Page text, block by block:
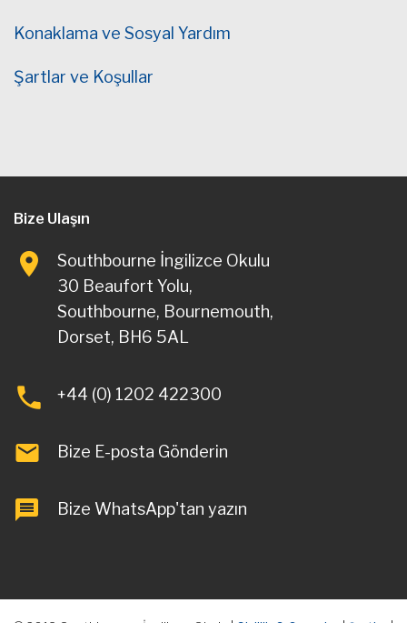
Konaklama ve Sosyal Yardım
Şartlar ve Koşullar
Bize Ulaşın
Southbourne İngilizce Okulu
30 Beaufort Yolu,
Southbourne, Bournemouth,
Dorset, BH6 5AL
+44 (0) 1202 422300
Bize E-posta Gönderin
Bize WhatsApp'tan yazın